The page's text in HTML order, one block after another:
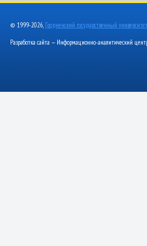
© 1999-2026, Гродненский государственный
Разработка сайта — Информационно-аналитический